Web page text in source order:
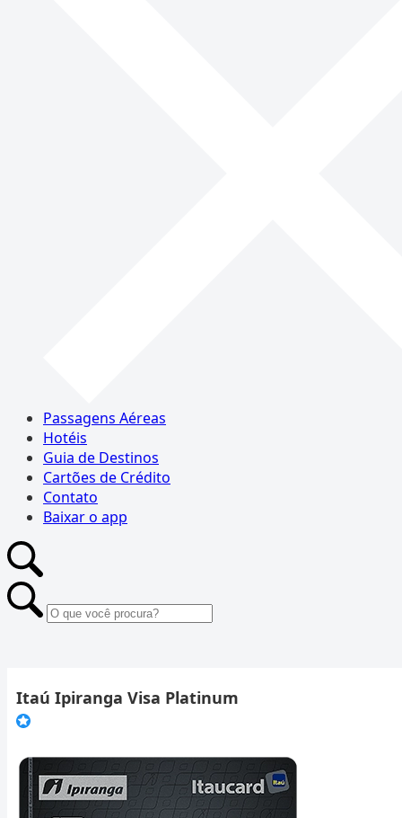
Passagens Aéreas
Hotéis
Guia de Destinos
Cartões de Crédito
Contato
Baixar o app
Itaú Ipiranga Visa Platinum